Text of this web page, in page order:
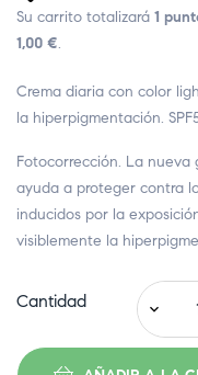
Su carrito totalizará 1
1,00 €.
Crema diaria con color
la hiperpigmentación.
Fotocorrección. La
ayuda a proteger contra
inducidos por la
visiblemente la
Cantidad